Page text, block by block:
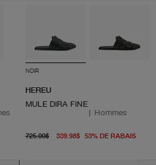
du prix actuel 319.98$
NOIR
HEREU
MULE DIRA FINE
| Hommes
725.00$ prix d'origine 725.00$
339.98$ 53% DE RABAISÀ